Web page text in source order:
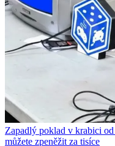
Zapadlý poklad v krabici
můžete zpeněžit za tisíce